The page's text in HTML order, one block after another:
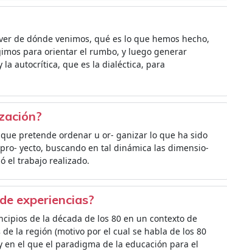
de dónde venimos, qué es lo que hemos hecho,
para orientar el rumbo, y luego generar
autocrítica, que es la dialéctica, para
pretende ordenar u or- ganizar lo que ha sido
yecto, buscando en tal dinámica las dimensio-
el trabajo realizado.
experiencias?
de la década de los 80 en un contexto de
la región (motivo por el cual se habla de los 80
en el que el paradigma de la educación para el